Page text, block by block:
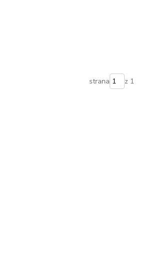
strana z 1